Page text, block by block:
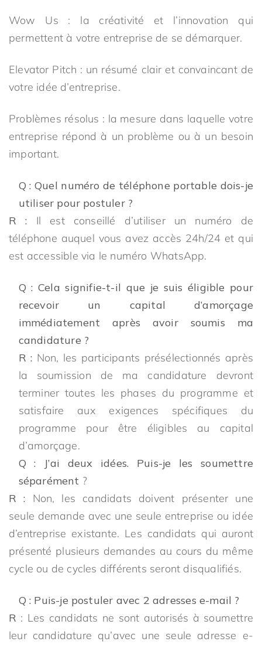
Wow Us : la créativité et l’innovation qui
permettent à votre entreprise de se démarquer.
Elevator Pitch : un résumé clair et convaincant de
votre idée d’entreprise.
Problèmes résolus : la mesure dans laquelle votre
entreprise répond à un problème ou à un besoin
important.
Q : Quel numéro de téléphone portable dois-je
utiliser pour postuler ?
R : Il est conseillé d’utiliser un numéro de
téléphone auquel vous avez accès 24h/24 et qui
est accessible via le numéro WhatsApp.
Q : Cela signifie-t-il que je suis éligible pour
recevoir un capital d’amorçage
immédiatement après avoir soumis ma
candidature ?
R : Non, les participants présélectionnés après
la soumission de ma candidature devront
terminer toutes les phases du programme et
satisfaire aux exigences spécifiques du
programme pour être éligibles au capital
d’amorçage.
Q : J’ai deux idées. Puis-je les soumettre
séparément ?
R : Non, les candidats doivent présenter une
seule demande avec une seule entreprise ou idée
d’entreprise existante. Les candidats qui auront
présenté plusieurs demandes au cours du même
cycle ou de cycles différents seront disqualifiés.
Q : Puis-je postuler avec 2 adresses e-mail ?
R : Les candidats ne sont autorisés à soumettre
leur candidature qu’avec une seule adresse e-